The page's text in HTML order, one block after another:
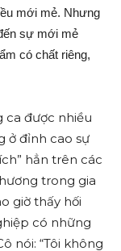
mới mẻ. Nhưng
sự mới mẻ
có chất riêng,
ca được nhiều
ở đỉnh cao sự
hẳn trên các
trong gia
giờ thấy hối
có những
nói: “Tôi không